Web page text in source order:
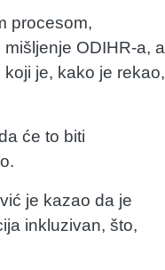
procesom,
ODIHR-a, a
je, kako je rekao,
će to biti
je kazao da je
inkluzivan, što,